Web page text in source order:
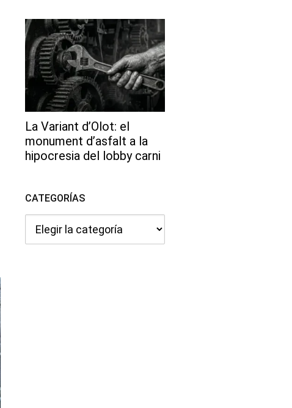
La Variant d’Olot: el
monument d’asfalt a la
hipocresia del lobby carni
CATEGORÍAS